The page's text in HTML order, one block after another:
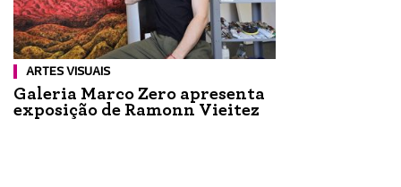
ARTES VISUAIS
Galeria Marco Zero apresenta
exposição de Ramonn Vieitez